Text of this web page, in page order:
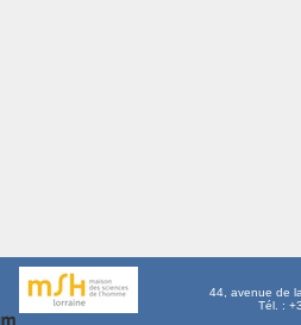
44, avenue de
Tél. :